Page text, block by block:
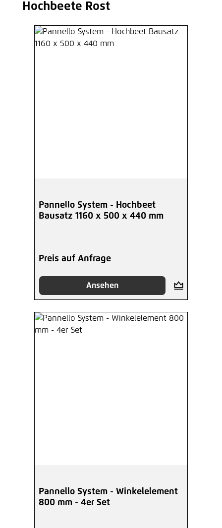
Produktgalerie überspringen
Hochbeete Rost
Pannello System - Hochbeet
Bausatz 1160 x 500 x 440 mm
Preis auf Anfrage
Ansehen
Pannello System - Winkelelement
800 mm - 4er Set